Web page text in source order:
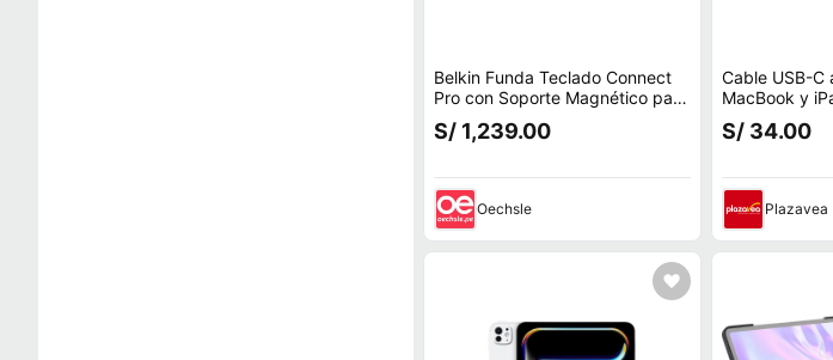
Belkin Funda Teclado Connect
Pro con Soporte Magnético para
iPad Air 13"" y iPad Pro 12.9""
S/ 1,239.00
Oechsle
Cable USB-C
MacBook y
resistente a
S/ 34.00
Plazavea